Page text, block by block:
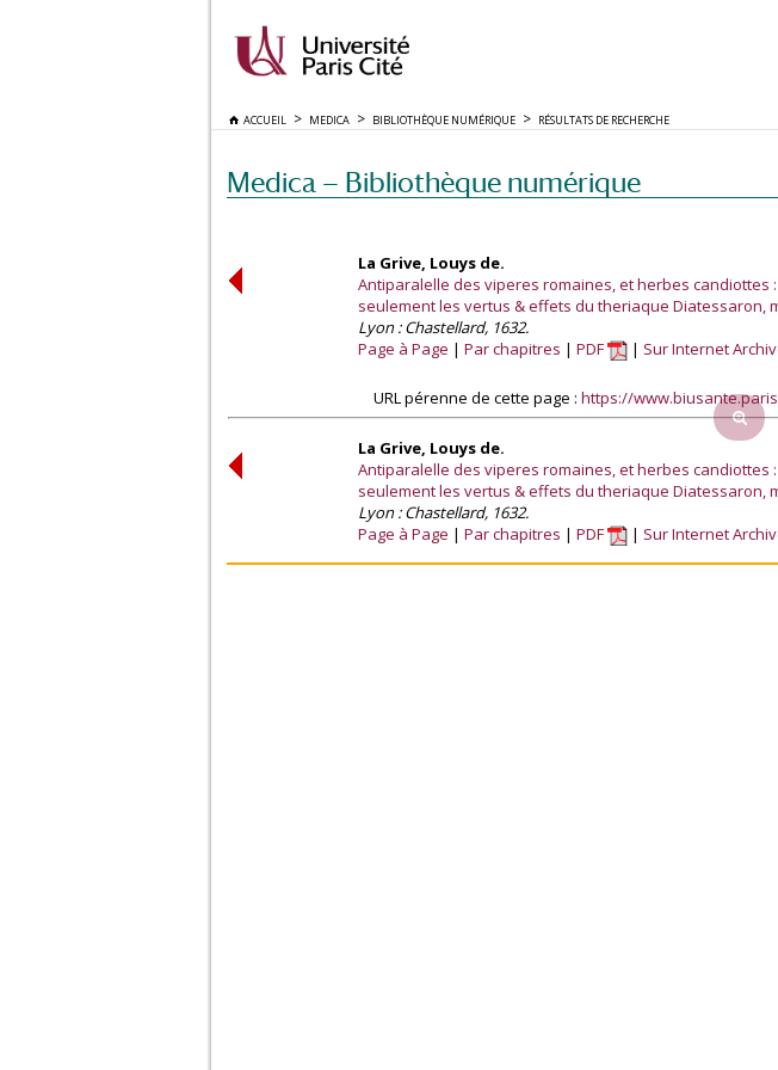
ACCUEIL MEDICA BIBLIOTHÈQUE NUMÉRIQUE RÉSULTATS DE RECHERCHE
Medica — Bibliothèque numérique
La Grive, Louys de.
Antiparalelle des viperes romaines, et herbes
seulement les vertus & effets du theriaque Diatessaron,
Lyon : Chastellard, 1632.
Page à Page
Par chapitres PDF Sur Internet
URL pérenne de cette page : https://
La Grive, Louys de.
Antiparalelle des viperes romaines, et herbes
seulement les vertus & effets du theriaque Diatessaron,
Lyon : Chastellard, 1632.
Page à Page
Par chapitres PDF Sur Internet